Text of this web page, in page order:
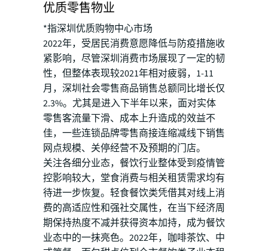
优质零售物业
*指深圳优质购物中心市场
2022年，受居民消费意愿降低与防疫措施收
紧影响，尽管深圳消费市场展现了一定的韧
性，但整体表现较2021年相对疲弱，1-11
月，深圳社会零售商品销售总额同比增长仅
2.3%。尤其是进入下半年以来，面对实体
零售客流量下滑、成本上升造成的效益不
佳，一些连锁品牌零售商接连缩减线下销售
网点规模、关停经营不及预期的门店。
关注各细分业态，餐饮行业整体受到疫情管
控影响较大，堂食消费与相关租赁需求均有
待进一步恢复。轻食餐饮类凭借其对线上消
费的高适应性和强社交属性，在当下经济周
期保持热度不减并获得资本加持，成为餐饮
业态中的一抹亮色。2022年，咖啡茶饮、中